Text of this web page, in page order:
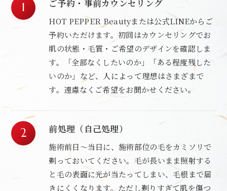
ご予約・事前カウンセリング
HOT PEPPER Beautyまたは公式LINEからご
予約いただけます。初回はカウンセリングでお
肌の状態・毛質・ご希望のデザインを確認しま
す。「全部なくしたいのか」「ある程度残した
いのか」など、人によって理想はさまざまで
す。遠慮なくご希望をお聞かせください。
前処理（自己処理）
施術前日〜当日に、施術部位の毛をカミソリで
剃っておいてください。毛が長いまま照射する
と毛の表面に光が当たってしまい、毛根まで届
きにくくなります。ただし剃りすぎて肌を傷つ